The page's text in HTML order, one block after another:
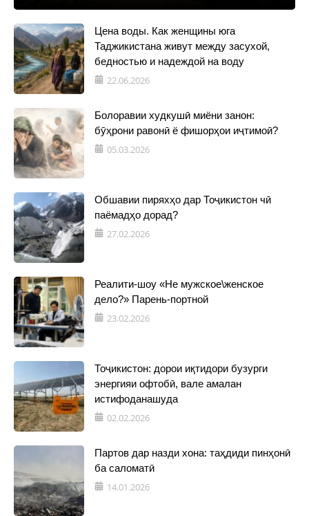
Цена воды. Как женщины юга
Таджикистана живут между засухой,
бедностью и надеждой на воду
22.06.2026
Болоравии худкушӣ миёни занон:
бӯҳрони равонӣ ё фишорҳои иҷтимоӣ?
05.03.2026
Обшавии пиряхҳо дар Тоҷикистон чӣ
паёмадҳо дорад?
27.02.2026
Реалити-шоу «Не мужское\женское
дело?» Парень-портной
23.02.2026
Тоҷикистон: дорои иқтидори бузурги
энергияи офтобӣ, вале амалан
истифоданашуда
02.02.2026
Партов дар назди хона: таҳдиди пинҳонӣ
ба саломатӣ
14.01.2026